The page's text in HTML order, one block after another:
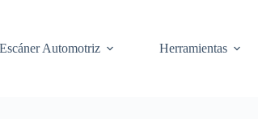
Escáner Automotriz Herramientas